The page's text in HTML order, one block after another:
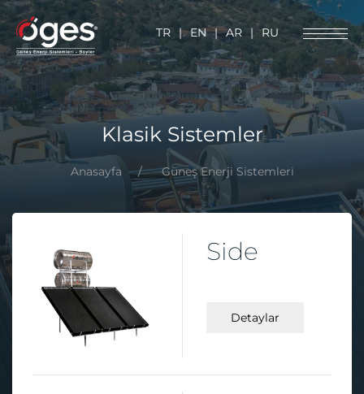
TR | EN | AR | RU
Klasik Sistemler
Anasayfa Güneş Enerji Sistemleri
Side
Detaylar